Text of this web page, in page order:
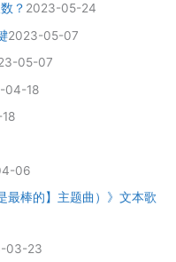
？ 2023-05-24
2023-05-07
05-07
04-18
06
最棒的】主题曲）》文本歌
03-23